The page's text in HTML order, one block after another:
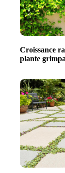
Croissance
plante